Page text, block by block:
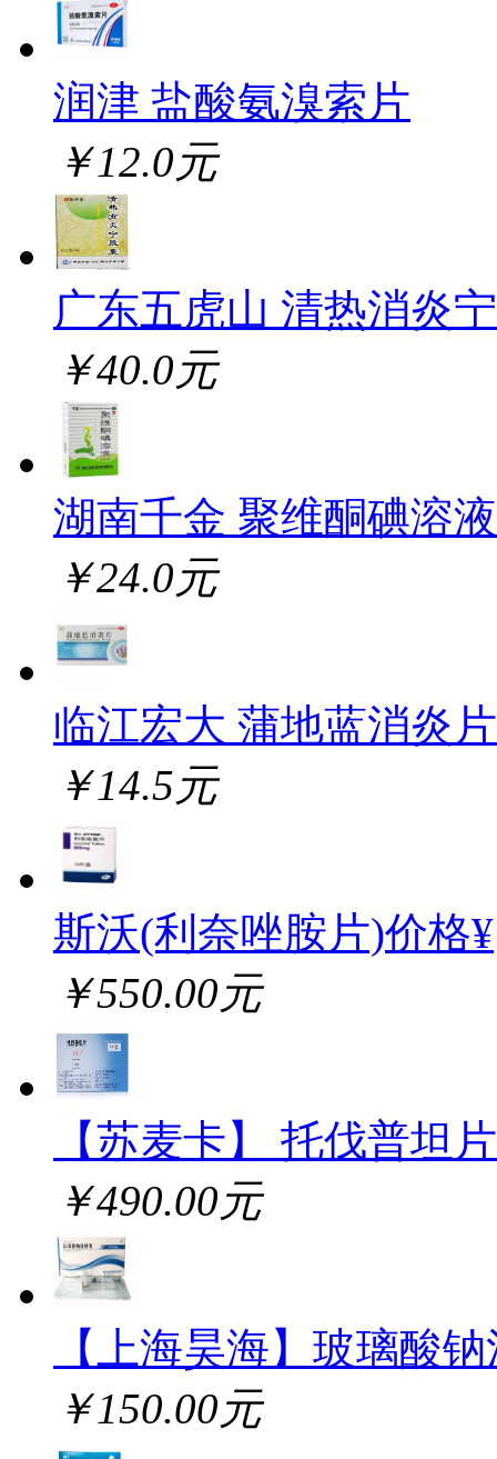
润津 盐酸氨溴索片
￥12.0元
广东五虎山 清热消炎
￥40.0元
湖南千金 聚维酮碘溶液
￥24.0元
临江宏大 蒲地蓝消炎片
￥14.5元
斯沃(利奈唑胺片)价格¥
￥550.00元
【苏麦卡】 托伐普坦片
￥490.00元
【上海昊海】玻璃酸
￥150.00元